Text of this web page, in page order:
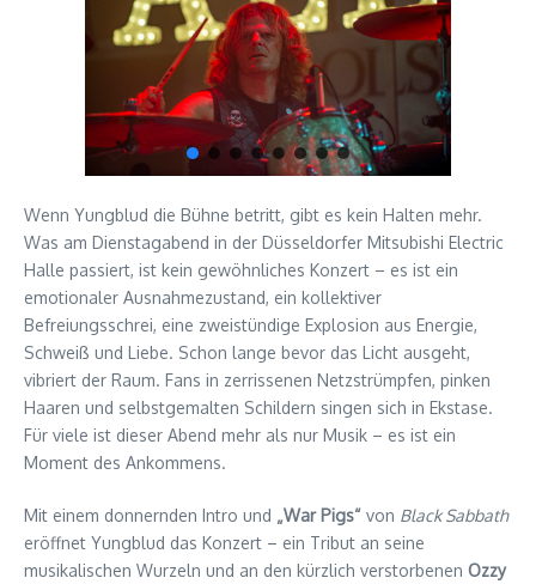
Wenn Yungblud die Bühne betritt, gibt es kein Halten mehr.
Was am Dienstagabend in der Düsseldorfer Mitsubishi Electric
Halle passiert, ist kein gewöhnliches Konzert – es ist ein
emotionaler Ausnahmezustand, ein kollektiver
Befreiungsschrei, eine zweistündige Explosion aus Energie,
Schweiß und Liebe. Schon lange bevor das Licht ausgeht,
vibriert der Raum. Fans in zerrissenen Netzstrümpfen, pinken
Haaren und selbstgemalten Schildern singen sich in Ekstase.
Für viele ist dieser Abend mehr als nur Musik – es ist ein
Moment des Ankommens.
Mit einem donnernden Intro und „War Pigs“ von Black Sabbath
eröffnet Yungblud das Konzert – ein Tribut an seine
musikalischen Wurzeln und an den kürzlich verstorbenen Ozzy